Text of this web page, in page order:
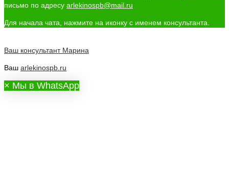
письмо по адресу arlekinospb@mail.ru
Для начала чата, нажмите на иконку с именем консультанта.
Ваш консультант Марина
Ваш arlekinospb.ru
× Мы в WhatsApp